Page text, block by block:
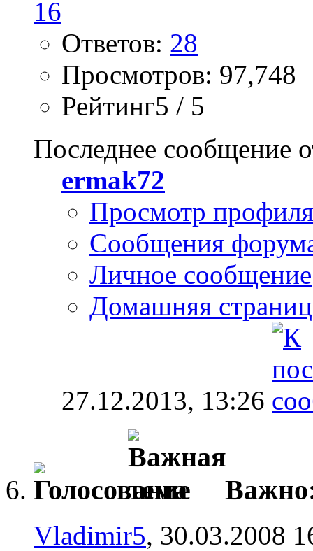
Ответов: 28
Просмотров: 97,748
Рейтинг5 / 5
Последнее сообщение
ermak72
Просмотр профиля
Сообщения
Личное сообщение
Домашняя
27.12.2013, 13:26
Vladimir5, 30.03.2008